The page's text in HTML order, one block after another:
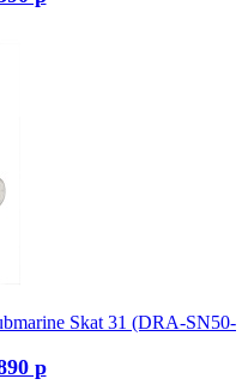
Skat 31 (DRA-SN50-
р